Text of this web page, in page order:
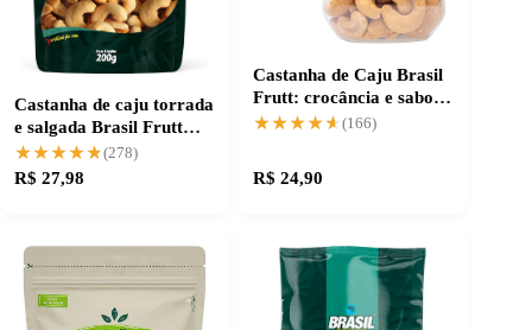
Castanha de caju torrada
e salgada Brasil Frutt
200g
★★★★★
★★★★★ (278)
R$ 27,98
Castanha de Caju Brasil
Frutt: crocância e sabor
únicos
★★★★★
★★★★★(166)
R$ 24,90